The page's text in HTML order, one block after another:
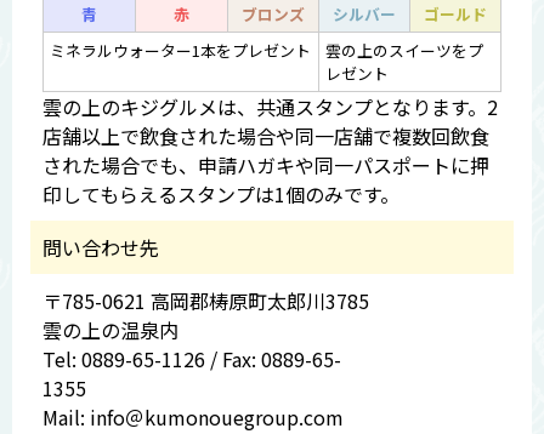
青 赤 ブロンズ シルバー
ゴールド
ミネラルウォーター1本をプレゼント
雲の上のスイーツをプ
レゼント
雲の上のキジグルメは、共通スタンプとなります。2
店舗以上で飲食された場合や同一店舗で複数回飲食
された場合でも、申請ハガキや同一パスポートに押
印してもらえるスタンプは1個のみです。
問い合わせ先
〒785-0621 高岡郡梼原町太郎川3785
雲の上の温泉内
Tel: 0889-65-1126 / Fax: 0889-65-
1355
Mail: info＠kumonouegroup.com